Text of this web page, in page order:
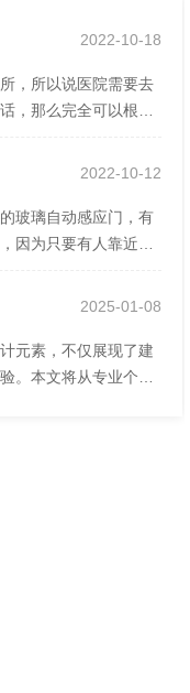
2022-10-18
，所以说医院需要去
，那么完全可以根据
2022-10-12
玻璃自动感应门，有
因为只要有人靠近门
2025-01-08
元素，不仅展现了建
。本文将从专业个人